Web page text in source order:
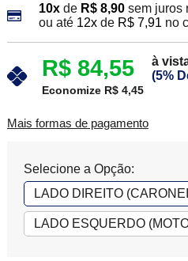
10xde R$ 8,90 sem juros
ou até 12xde R$ 7,91 no
R$ 84,55
à
(5%
Economize R$ 4,45
Mais formas de pagamento
Selecione a Opção:
LADO DIREITO
LADO ESQUERDO